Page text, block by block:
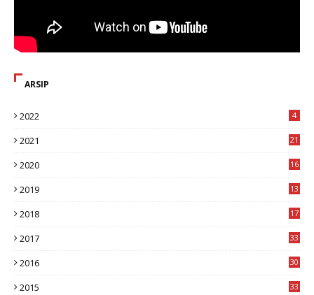
ARSIP
2022 4
2021 21
2020
16
2019
13
2018
17
2017
33
2016
30
2015
33